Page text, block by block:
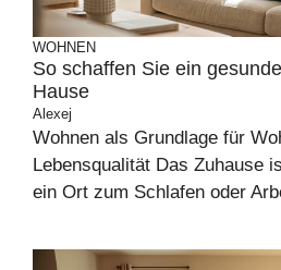
WOHNEN
So schaffen Sie ein
Hause
Alexej
Wohnen als Grundlage für
Lebensqualität Das Zuhause
ein Ort zum Schlafen oder